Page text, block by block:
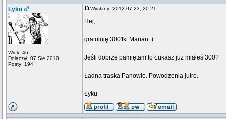
Lyku
Wiek: 46
Dołączył: 07 Sie 2010
Posty: 194
Wysłany: 2012-07-23, 20:21
Hej,
gratuluję 300'tki Marian :)
Jeśli dobrze pamiętam to Łukasz już miałeś 300?
Ładna traska Panowie. Powodzenia jutro.
Łyku